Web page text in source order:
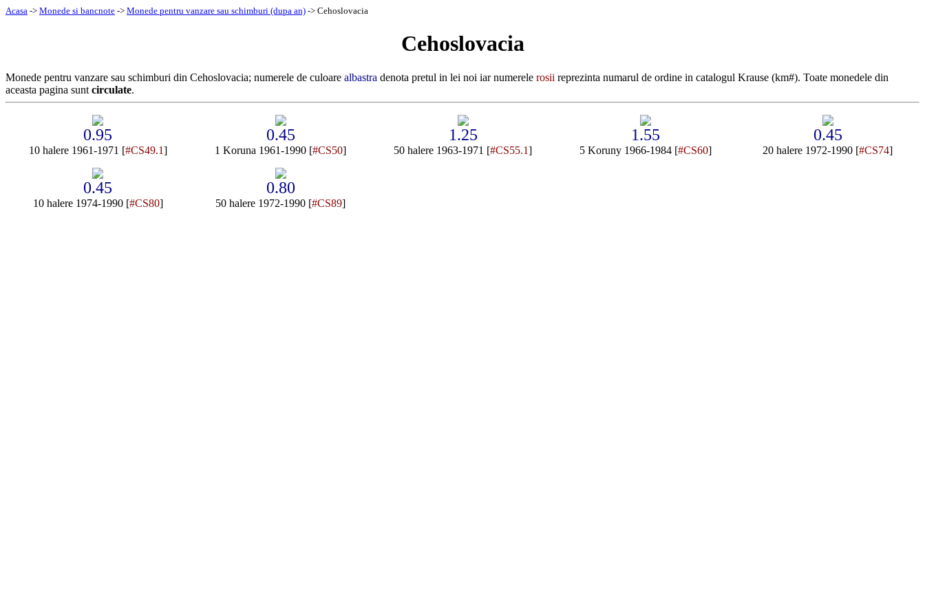
Acasa -> Monede si bancnote -> Monede pentru vanzare sau schimburi (dupa an) -> Cehoslovacia
Cehoslovacia
Monede pentru vanzare sau schimburi din Cehoslovacia; numerele de culoare albastra denota pretul in lei noi iar numerele rosii reprezinta numarul de ordine in catalogul Krause (km#). Toate monedele din
aceasta pagina sunt circulate.
0.95
10 halere 1961-1971 [#CS49.1]
0.45
1 Koruna 1961-1990 [#CS50]
1.25
50 halere 1963-1971 [#CS55.1]
1.55
5 Koruny 1966-1984 [#CS60]
0.45
20 halere 1972-1990 [#CS74]
0.45
10 halere 1974-1990 [#CS80]
0.80
50 halere 1972-1990 [#CS89]